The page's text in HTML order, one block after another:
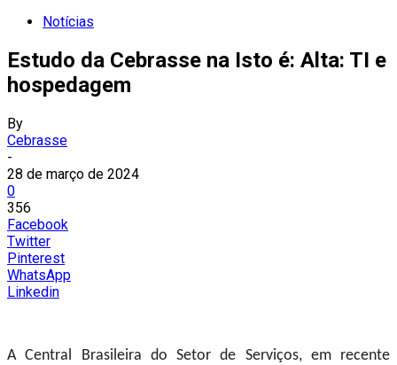
Notícias
Estudo da Cebrasse na Isto é: Alta: TI e
hospedagem
By
Cebrasse
-
28 de março de 2024
0
356
Facebook
Twitter
Pinterest
WhatsApp
Linkedin
A Central Brasileira do Setor de Serviços, em recente